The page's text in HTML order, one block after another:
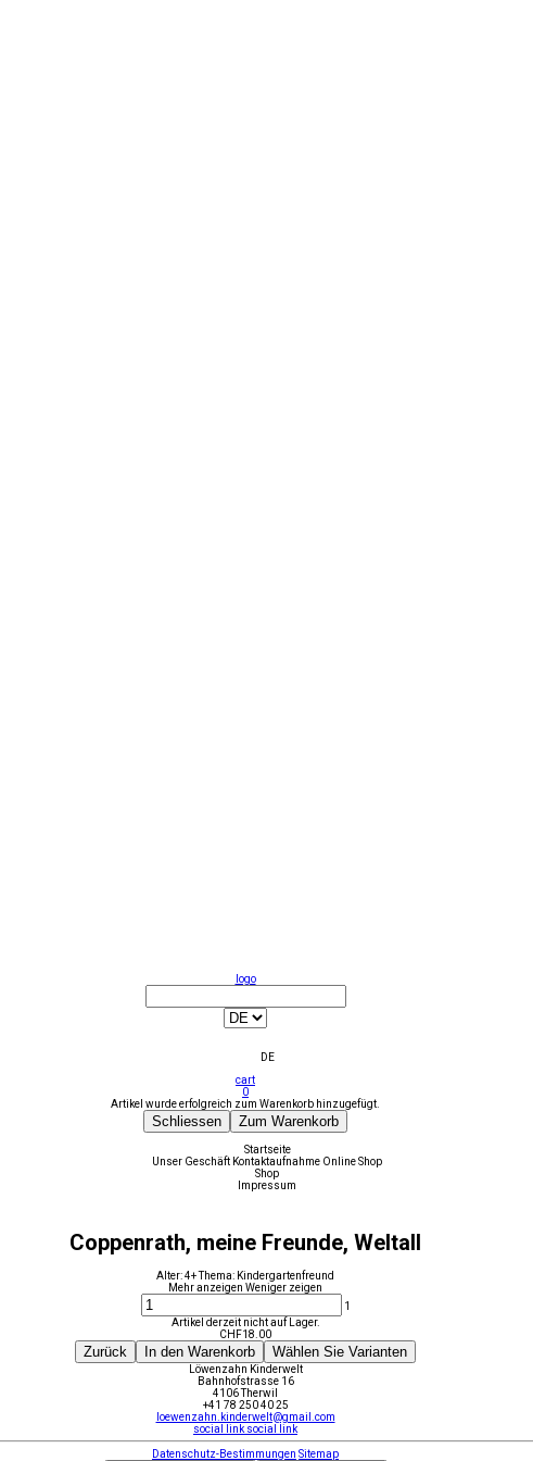
logo
DE
cart
0
Artikel wurde erfolgreich zum Warenkorb hinzugefügt.
Schliessen Zum Warenkorb
Startseite
Unser Geschäft Kontaktaufnahme Online Shop
Shop
Impressum
Coppenrath, meine Freunde, Weltall
Alter: 4+ Thema: Kindergartenfreund
Mehr anzeigen Weniger zeigen
1
Artikel derzeit nicht auf Lager.
CHF18.00
Zurück In den Warenkorb Wählen Sie Varianten
Löwenzahn Kinderwelt
Bahnhofstrasse 16
4106 Therwil
+41 78 250 40 25
loewenzahn.kinderwelt@gmail.com
social link social link
Datenschutz-Bestimmungen Sitemap